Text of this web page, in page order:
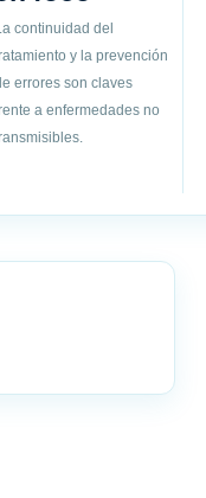
continuidad del
y la prevención
errores son claves
a enfermedades no